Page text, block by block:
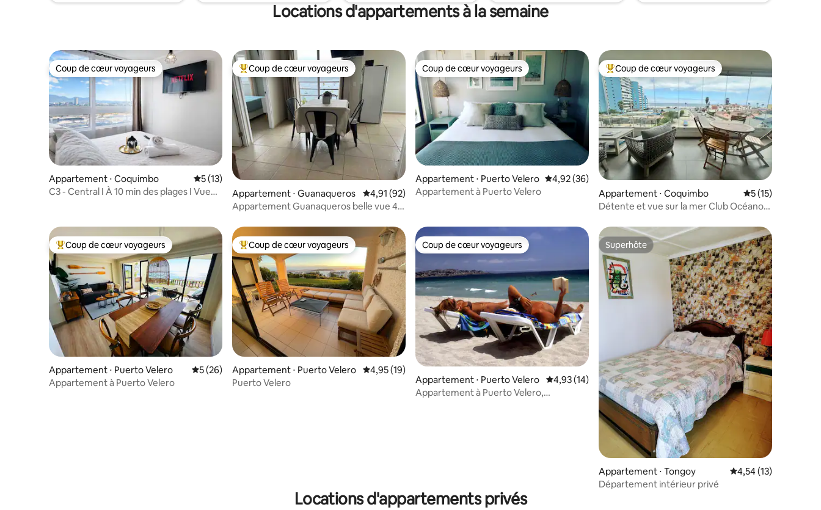
Herradura. Idéal pour le tourisme ou le
Locations d'appartements à la semaine
Coup de cœur voyageurs
Coup de cœur voyageurs
Appartement ⋅ Coquimbo Évaluation moyenne sur la base de 13 commentaires : 5 sur 5
5 (13)
C3 - Central I À 10 min des plages I Vue
Coups de cœur voyageurs les plus appréciés
Coup de cœur voyageurs
Appartement ⋅ Guanaqueros Évaluation moyenne sur la base de 92 commentaires : 4,91 sur 5
4,91 (92)
Appartement Guanaqueros belle vue 4p
Coup de cœur voyageurs
Coup de cœur voyageurs
Appartement ⋅ Puerto Velero Évaluation moyenne sur la base de 36 commentaires : 4,92 sur 5
4,92 (36)
Appartement à Puerto Velero
Coups de cœur voyageurs les plus appréciés
Coup de cœur voyageurs
Appartement ⋅ Coquimbo Évaluation
5 (15)
Détente et vue sur la mer Club Océano
Coups de cœur voyageurs les plus appréciés
Coup de cœur voyageurs
Appartement ⋅ Puerto Velero Évaluation moyenne sur la base de 26 commentaires : 5 sur 5
5 (26)
Appartement à Puerto Velero
Coups de cœur voyageurs les plus appréciés
Coup de cœur voyageurs
Appartement ⋅ Puerto Velero Évaluation moyenne sur la base de 19 commentaires : 4,95 sur 5
4,95 (19)
Puerto Velero
Coup de cœur voyageurs
Coup de cœur voyageurs
Appartement ⋅ Puerto Velero Évaluation moyenne sur la base de 14 commentaires : 4,93 sur 5
4,93 (14)
Appartement à Puerto Velero,
Superhôte
Superhôte
Appartement ⋅ Tongoy Évaluation moyenne
4,54 (13)
Département intérieur privé
Locations d'appartements privés